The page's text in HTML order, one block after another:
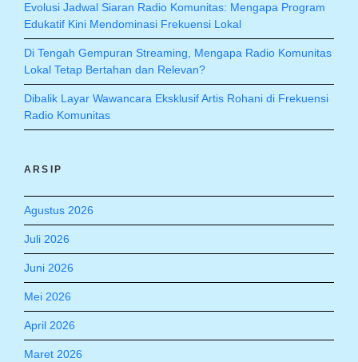
Evolusi Jadwal Siaran Radio Komunitas: Mengapa Program
Edukatif Kini Mendominasi Frekuensi Lokal
Di Tengah Gempuran Streaming, Mengapa Radio Komunitas
Lokal Tetap Bertahan dan Relevan?
Dibalik Layar Wawancara Eksklusif Artis Rohani di Frekuensi
Radio Komunitas
ARSIP
Agustus 2026
Juli 2026
Juni 2026
Mei 2026
April 2026
Maret 2026